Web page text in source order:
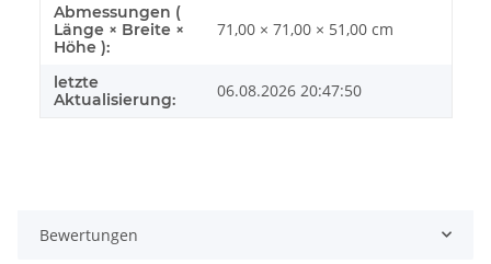
Abmessungen (
Länge × Breite ×
Höhe ):
71,00 × 71,00 × 51,00 cm
letzte
Aktualisierung:
06.08.2026 20:47:50
Bewertungen